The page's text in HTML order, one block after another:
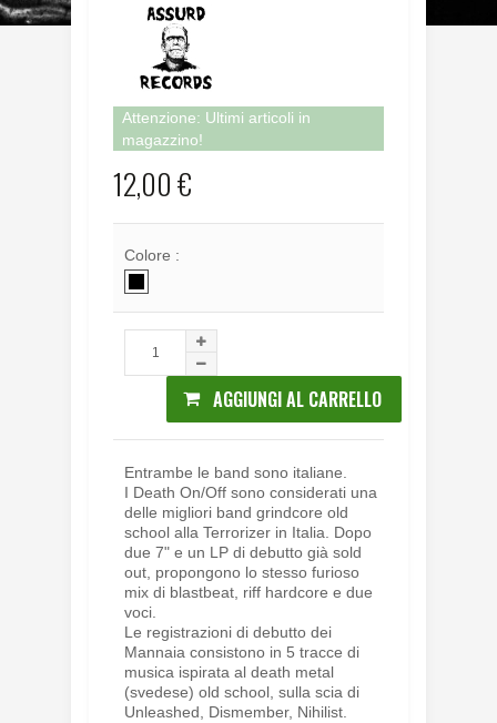
Attenzione: Ultimi articoli in
magazzino!
12,00 €
Colore :
AGGIUNGI AL CARRELLO
Entrambe le band sono italiane.
I Death On/Off sono considerati una
delle migliori band grindcore old
school alla Terrorizer in Italia. Dopo
due 7" e un LP di debutto già sold
out, propongono lo stesso furioso
mix di blastbeat, riff hardcore e due
voci.
Le registrazioni di debutto dei
Mannaia consistono in 5 tracce di
musica ispirata al death metal
(svedese) old school, sulla scia di
Unleashed, Dismember, Nihilist.